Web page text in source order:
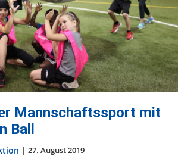
Mannschaftssport mit
Ball
| 27. August 2019